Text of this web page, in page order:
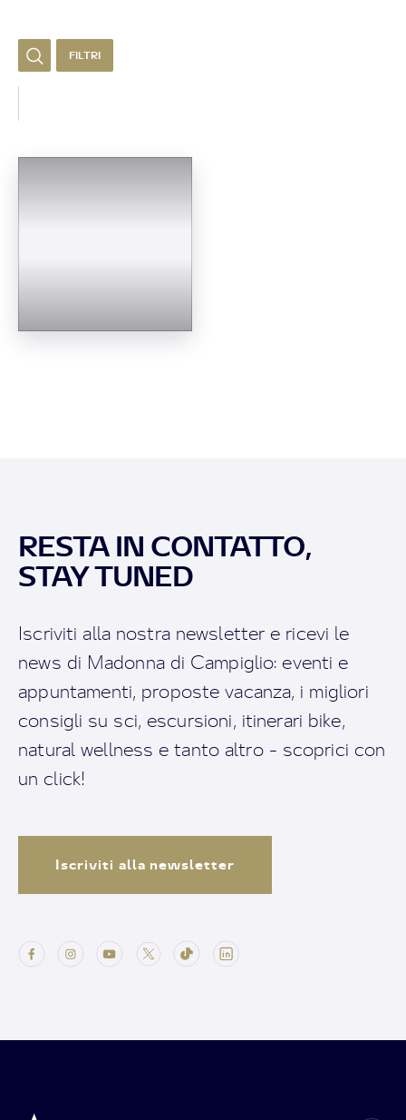
FILTRI
RESTA IN CONTATTO,
STAY TUNED
Iscriviti alla nostra newsletter e ricevi le
news di Madonna di Campiglio: eventi e
appuntamenti, proposte vacanza, i migliori
consigli su sci, escursioni, itinerari bike,
natural wellness e tanto altro - scoprici con
un click!
Iscriviti alla newsletter